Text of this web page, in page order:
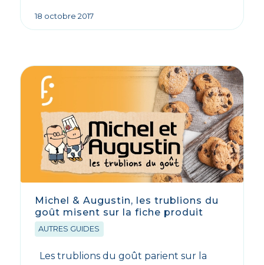
18 octobre 2017
Michel & Augustin, les trublions du
goût misent sur la fiche produit
AUTRES GUIDES
Les trublions du goût parient sur la